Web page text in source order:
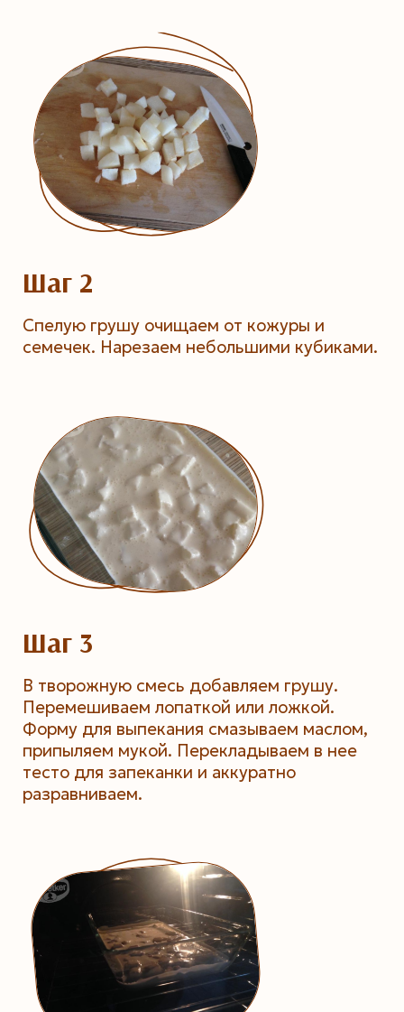
Шаг 2
Спелую грушу очищаем от кожуры и
семечек. Нарезаем небольшими кубиками.
Шаг 3
В творожную смесь добавляем грушу.
Перемешиваем лопаткой или ложкой.
Форму для выпекания смазываем маслом,
припыляем мукой. Перекладываем в нее
тесто для запеканки и аккуратно
разравниваем.